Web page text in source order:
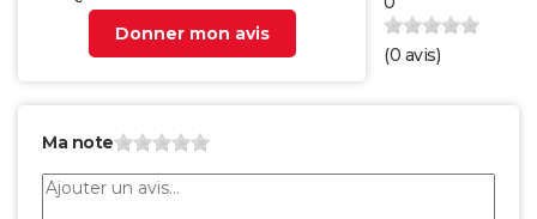
Donner mon avis
(0 avis)
Ma note